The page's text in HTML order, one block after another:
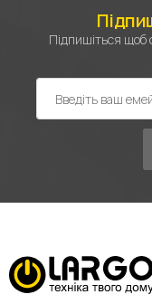
Підпишіться щоб